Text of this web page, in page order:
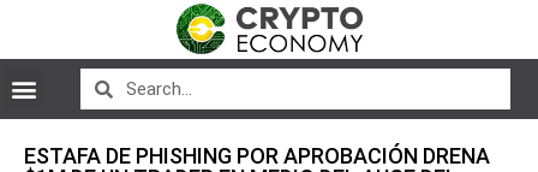
ESTAFA DE PHISHING POR APROBACIÓN DRENA